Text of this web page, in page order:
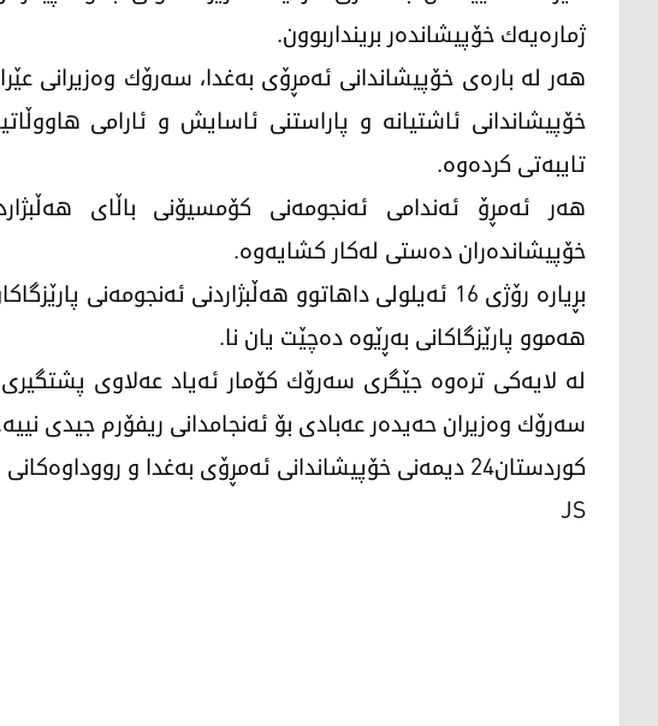
ژمارەیەك خۆپیشاندەر برینداربوون.
ھەر لە بارەی خۆپیشاندانی ئەمڕۆی بەغدا، سه‌رۆك وه‌زیرانی‌
خۆپیشاندانی‌ ئاشتیانه ‌و پاراستنی ئاسایش و ئارامی‌
تایبەتی كرده‌وه‌.
ھەر ئەمڕۆ ئەندامی ئەنجومەنی كۆمسیۆنی باڵای
خۆپیشاندەران دەستی لەكار كشایەوە.
بڕیارە رۆژی 16 ئەیلولی داھاتوو ھەڵبژاردنی ئەنجومەنی
ھەموو پارێزگاكانی بەڕێوە دەچێت یان نا.
لە لایەكی ترەوە جێگری سەرۆك كۆمار ئەیاد عەلاوی
سەرۆك وەزیران حەیدەر عەبادی بۆ ئەنجامدانی ریفۆرم جیدی
كوردستان24 دیمەنی خۆپیشاندانی ئەمڕۆی بەغدا و رووداوەكانی راستەوخۆ بۆ بینەرانی دەگوازێتەوە.
JS